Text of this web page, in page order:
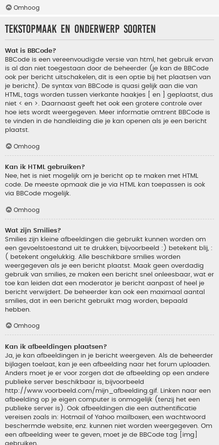
Omhoog
Tekstopmaak en onderwerp soorten
Wat is BBCode?
BBCode is een vereenvoudigde versie van html, het gebruik ervan
is al dan niet toegestaan door de beheerder (je kan de BBCode
ook per bericht uitschakelen, dit is een optie bij het plaatsen van
je bericht). De syntax van BBCode is quasi gelijk aan die van
HTML, tags worden tussen vierkante haakjes [ en ] geplaatst, dus
niet < en >. Daarnaast geeft het ook een grotere controle over
hoe iets wordt weergegeven. Meer informatie omtrent BBCode is
te vinden in de handleiding die je kan openen als je een bericht
plaatst.
Omhoog
Kan ik HTML gebruiken?
Nee, het is niet mogelijk om je bericht op te maken met HTML
code. De meeste opmaak die je via HTML kan toepassen is ook
via BBCode mogelijk.
Omhoog
Wat zijn Smilies?
Smilies zijn kleine afbeeldingen die gebruikt kunnen worden om
een gevoelstoestand uit te drukken, bijvoorbeeld :) betekent blij, :
( betekent ongelukkig. Alle beschikbare smilies worden
weergegeven als je een bericht plaatst. Maak geen overdadig
gebruik van smilies, ze maken een bericht snel onleesbaar, wat er
toe kan leiden dat een moderator je bericht aanpast of heel je
bericht verwijdert. De beheerder kan ook een maximaal aantal
smilies, dat in een bericht gebruikt mag worden, bepaald
hebben.
Omhoog
Kan ik afbeeldingen plaatsen?
Ja, je kan afbeeldingen in je bericht weergeven. Als de beheerder
bijlagen toelaat, kan je een afbeelding naar het forum uploaden.
Anders moet je er voor zorgen dat de afbeelding op een andere
publieke server beschikbaar is, bijvoorbeeld
http://www.voorbeeld.com/mijn_afbeelding.gif. Linken naar een
afbeelding op je eigen computer is onmogelijk (tenzij het een
publieke server is). Ook afbeeldingen die een authentificatie
vereisen zoals in: Hotmail of Yahoo mailboxen, een wachtwoord
beschermde website, enz. kunnen niet worden weergegeven. Om
een afbeelding weer te geven, moet je de BBCode tag [img]
gebruiken.